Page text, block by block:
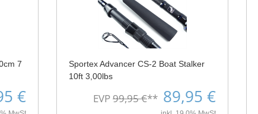
7
€
Sportex Advancer CS-2 Boat Stalker
10ft 3,00lbs
EVP99,95 €** 89,95 €